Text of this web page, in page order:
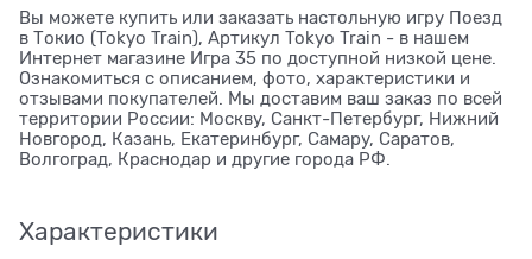
Вы можете купить или заказать настольную игру Поезд
в Токио (Tokyo Train), Артикул Tokyo Train - в нашем
Интернет магазине Игра 35 по доступной низкой цене.
Ознакомиться с описанием, фото, характеристики и
отзывами покупателей. Мы доставим ваш заказ по всей
территории России: Москву, Санкт-Петербург, Нижний
Новгород, Казань, Екатеринбург, Самару, Саратов,
Волгоград, Краснодар и другие города РФ.
Характеристики